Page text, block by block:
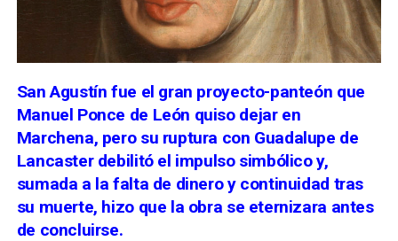
San Agustín fue el gran proyecto-panteón que
Manuel Ponce de León quiso dejar en
Marchena, pero su ruptura con Guadalupe de
Lancasterdebilitó el impulso simbólico y,
sumada a la falta de dinero y continuidad tras
su muerte, hizo que la obra se eternizara antes
de concluirse.